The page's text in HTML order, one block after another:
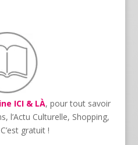
ICI & LÀ, pour tout savoir
l’Actu Culturelle, Shopping,
gratuit !